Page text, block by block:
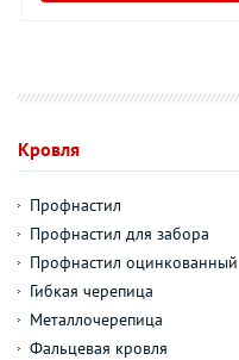
Кровля
Профнастил
Профнастил для забора
Профнастил оцинкованный
Гибкая черепица
Металлочерепица
Фальцевая кровля